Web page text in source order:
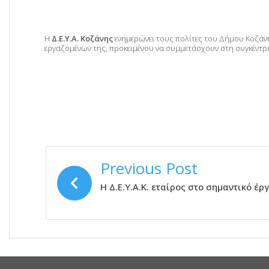
Η Δ.Ε.Υ.Α. Κοζάνηςενημερώνει τους πολίτες του Δήμου
εργαζομένων της, προκειμένου να συμμετάσχουν στη
ΠΛΟΉΓΗΣΗ
ΆΡΘΡΩΝPrevious Post
Η Δ.Ε.Υ.Α.Κ. εταίρος στο σημαντικό